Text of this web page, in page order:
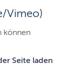
Vimeo)
können
Seite laden